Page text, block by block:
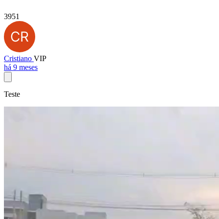
3951
Cristiano VIP
há 9 meses
Teste